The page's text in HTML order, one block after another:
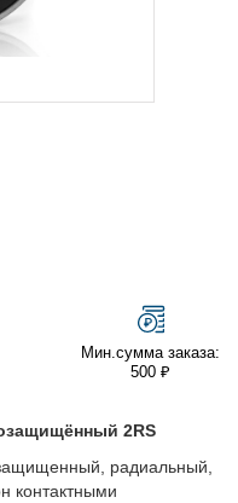
Мин.сумма заказа:
500 ₽
2RS
радиальный,
контактными